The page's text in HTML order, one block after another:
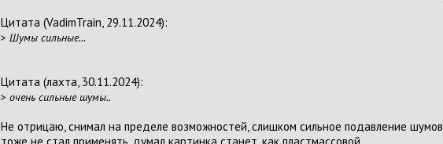
Цитата (VadimTrain, 29.11.2024):
> Шумы сильные...
Цитата (лахта, 30.11.2024):
> очень сильные шумы..
Не отрицаю, снимал на пределе возможностей, слишком сильное подавление шумов